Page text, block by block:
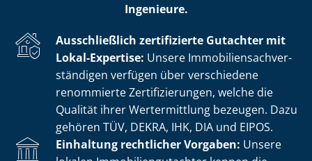
Ingenieure.
Ausschließlich zertifizierte Gutachter mit
Lokal-Expertise: Unsere Im­mo­bi­li­en­sach­ver­
stän­di­gen verfügen über verschiedene
renommierte Zer­ti­fi­zie­run­gen, welche die
Qualität ihrer Wertermittlung bezeugen. Dazu
gehören TÜV, DEKRA, IHK, DIA und EIPOS.
Einhaltung rechtlicher Vorgaben: Unsere